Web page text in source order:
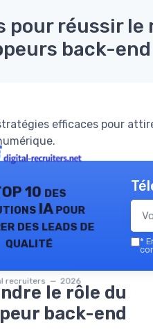
pour réussir
back-end
efficaces pour
10 des
IA pour
des leads de
qualité
recruiters — 2026
*
le rôle du
back-end